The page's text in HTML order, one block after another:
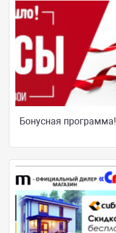
Бонусная программа!